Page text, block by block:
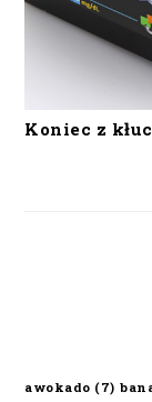
Koniec z
awokado (7)